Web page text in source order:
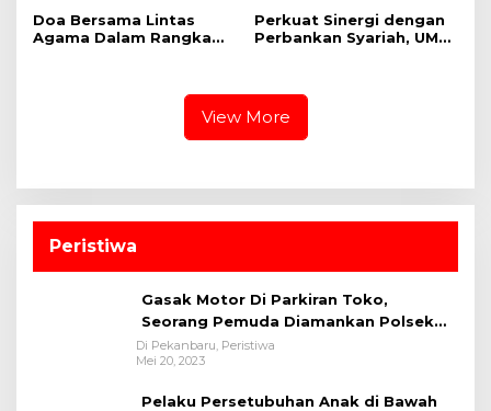
Doa Bersama Lintas
Agama Dalam Rangka
Perkuat Sinergi dengan
Perbankan Syariah, UMRI
Pegawai
View More
Peristiwa
Gasak Motor Di Parkiran Toko,
Seorang Pemuda Diamankan Polsek
Bukit Raya
Di Pekanbaru, Peristiwa
Mei 20, 2023
Pelaku Persetubuhan Anak di Bawah